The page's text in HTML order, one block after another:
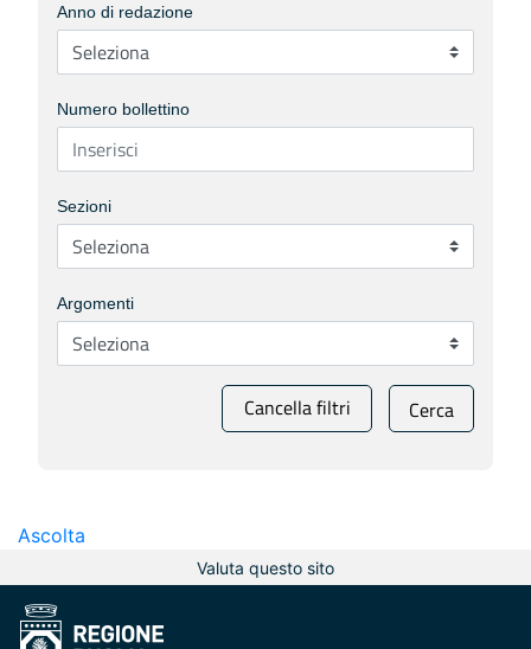
Anno di redazione
Numero bollettino
Sezioni
Argomenti
Cancella filtri Cerca
Ascolta
Valuta questo sito